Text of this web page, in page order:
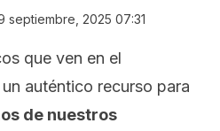
septiembre, 2025 07:31
que ven en el
auténtico recurso para
de nuestros